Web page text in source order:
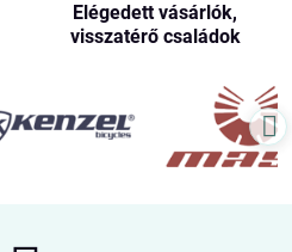
Elégedett vásárlók,
visszatérő családok